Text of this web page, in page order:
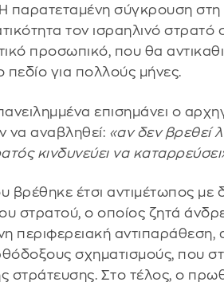
παρατεταμένη σύγκρουση στη
τον ισραηλινό
προσωπικό, που θα
πεδίο για πολλούς μήνες.
επισημάνει ο
να αναβληθεί: «αν δεν βρεθεί
κινδυνεύει να
βρέθηκε έτσι αντιμέτωπος με
στρατού, ο οποίος ζητά
περιφερειακή
σχηματισμούς, που
στράτευσης. Στο τέλος, ο